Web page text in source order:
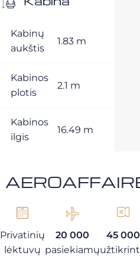
Kabinų
aukštis
1.83 m
Kabinos
plotis
2.1 m
Kabinos
ilgis
16.49 m
Privatinių
lėktuvų
20 000
pasiekiamų
45 000